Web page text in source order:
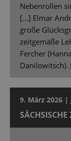
Nebenrollen
[…] Elmar
große
zeitgemäße
Fercher
9. März 2026 |
SÄCHSISCHE